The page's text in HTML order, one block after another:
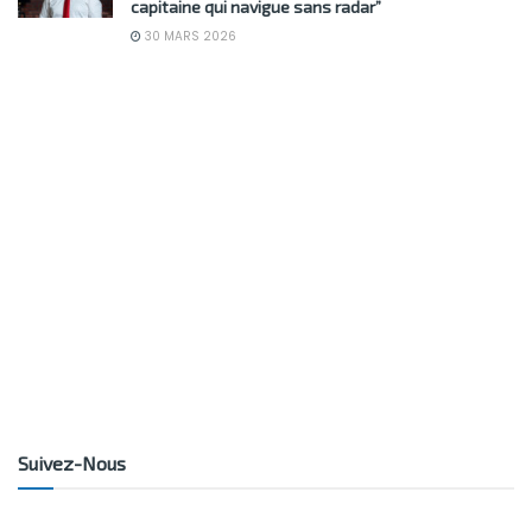
capitaine qui navigue sans radar”
30 MARS 2026
Suivez-Nous